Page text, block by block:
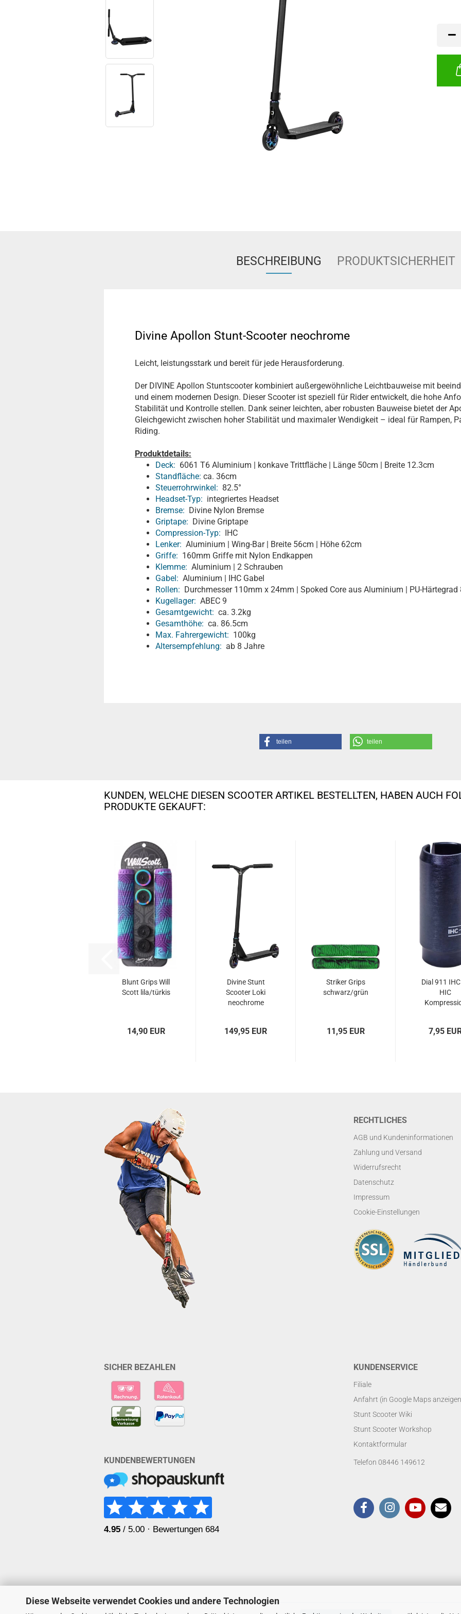
Diese Webseite verwendet Cookies und andere Technologien
BESCHREIBUNG PRODUKTSICHERHEIT
Divine Apollon Stunt-Scooter neochrome
Leicht, leistungsstark und bereit für jede Herausforderung.
Der DIVINE Apollon Stuntscooter kombiniert außergewöhnliche Leichtbauweise mit
und einem modernen Design. Dieser Scooter ist speziell für Rider entwickelt, die hohe
Stabilität und Kontrolle stellen. Dank seiner leichten, aber robusten Bauweise bietet der
Gleichgewicht zwischen hoher Stabilität und maximaler Wendigkeit – ideal für Rampen,
Riding.
Produktdetails:
Deck: 6061 T6 Aluminium | konkave Trittfläche | Länge 50cm | Breite 12.3cm
Standfläche: ca. 36cm
Steuerrohrwinkel: 82.5°
Headset-Typ: integriertes Headset
Bremse: Divine Nylon Bremse
Griptape: Divine Griptape
Compression-Typ: IHC
Lenker: Aluminium | Wing-Bar | Breite 56cm | Höhe 62cm
Griffe: 160mm Griffe mit Nylon Endkappen
Klemme: Aluminium | 2 Schrauben
Gabel: Aluminium | IHC Gabel
Rollen: Durchmesser 110mm x 24mm | Spoked Core aus Aluminium | PU-Härtegrad
Kugellager: ABEC 9
Gesamtgewicht: ca. 3.2kg
Gesamthöhe: ca. 86.5cm
Max. Fahrergewicht: 100kg
Altersempfehlung: ab 8 Jahre
teilen teilen
KUNDEN, WELCHE DIESEN SCOOTER ARTIKEL BESTELLTEN, HABEN AUCH
PRODUKTE GEKAUFT:
Blunt Grips Will
Scott lila/türkis
14,90 EUR
Divine Stunt
Scooter Loki
neochrome
149,95 EUR
Striker Grips
schwarz/grün
11,95 EUR
Dial 911
HIC
7,95
RECHTLICHES
AGB und Kundeninformationen
Zahlung und Versand
Widerrufsrecht
Datenschutz
Impressum
Cookie-Einstellungen
SICHER BEZAHLEN
KUNDENBEWERTUNGEN
KUNDENSERVICE
Filiale
Anfahrt (in Google Maps
Stunt Scooter Wiki
Stunt Scooter Workshop
Kontaktformular
Telefon 08446 149612